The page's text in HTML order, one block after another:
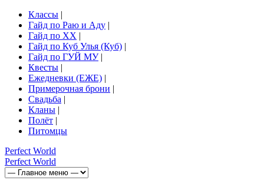
Классы |
Гайд по Раю и Аду |
Гайд по ХХ |
Гайд по Куб Улья (Куб) |
Гайд по ГУЙ МУ|
Квесты |
Ежедневки (ЕЖЕ) |
Примерочная брони |
Свадьба |
Кланы |
Полёт |
Питомцы
Perfect World
Perfect World